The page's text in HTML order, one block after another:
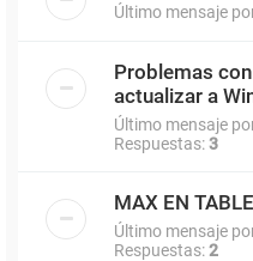
Último mensaje
Problemas
actualizar a
Último mensaje
Respuestas:3
MAX EN
Último mensaje
Respuestas:2